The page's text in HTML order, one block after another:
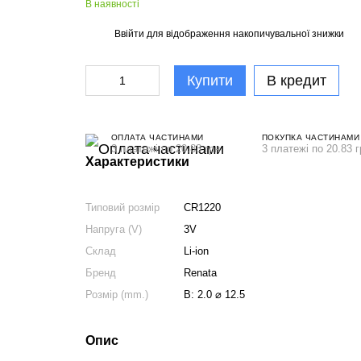
В наявності
Ввійти для відображення накопичувальної знижки
Купити В кредит
ОПЛАТА ЧАСТИНАМИ
3 платежі по 20.83 грн
ПОКУПКА ЧАСТИНАМИ
3 платежі по 20.83
Характеристики
Типовий розмір
CR1220
Напруга (V)
3V
Склад
Li-ion
Бренд
Renata
Розмір (mm.)
В: 2.0 ⌀ 12.5
Опис